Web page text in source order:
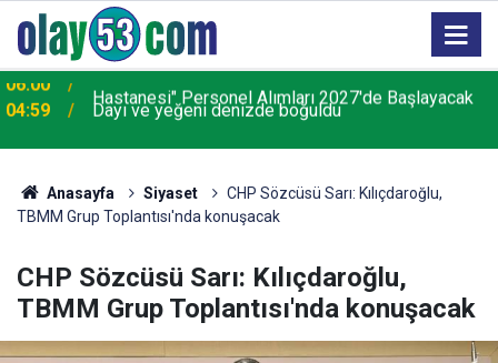
04:59 Dayı ve yeğeni denizde boğuldu
Anasayfa Siyaset
CHP Sözcüsü Sarı: Kılıçdaroğlu,
TBMM Grup Toplantısı'nda konuşacak
CHP Sözcüsü Sarı: Kılıçdaroğlu,
TBMM Grup Toplantısı'nda konuşacak